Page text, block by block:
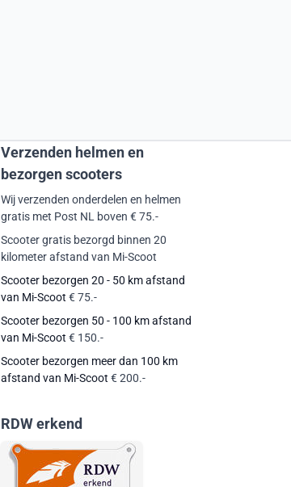
Verzenden helmen en
bezorgen scooters
Wij verzenden onderdelen en helmen
gratis met Post NL boven € 75.-
Scooter gratis bezorgd binnen 20
kilometer afstand van Mi-Scoot
Scooter bezorgen 20 - 50 km afstand
van Mi-Scoot € 75.-
Scooter bezorgen 50 - 100 km afstand
van Mi-Scoot € 150.-
Scooter bezorgen meer dan 100 km
afstand van Mi-Scoot € 200.-
RDW erkend